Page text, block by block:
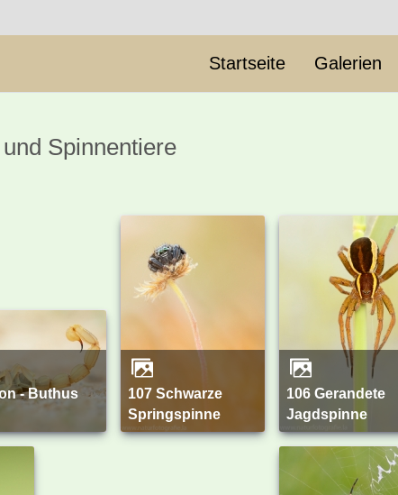
Startseite Galerien
Spinnentiere
107 Schwarze
Springspinne
106 Gerandete
Jagdspinne